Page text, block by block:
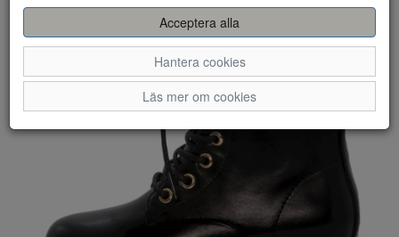
Acceptera alla
Hantera cookies
Läs mer om cookies